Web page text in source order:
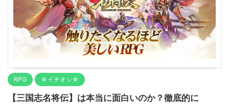
RPG ☆イチオシ☆
【三国志名将伝】は本当に面白いのか？徹底的に